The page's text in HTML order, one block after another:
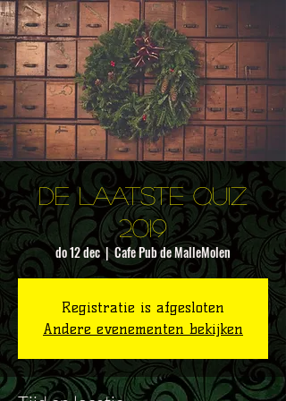
De laatste quiz
2019
do 12 dec
  |
Cafe Pub de MalleMolen
Registratie is afgesloten
Andere evenementen bekijken